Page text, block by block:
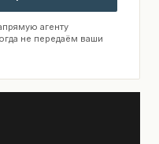
агенту
не передаём ваши